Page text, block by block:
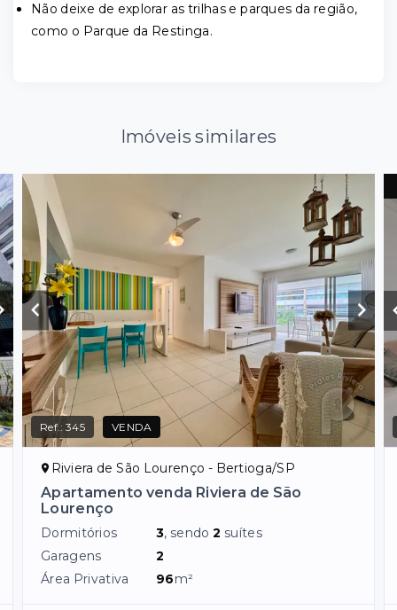
Não deixe de explorar as trilhas e parques da região,
como o Parque da Restinga.
Imóveis similares
Ref.:345 VENDA
Riviera de São Lourenço - Bertioga/SP
Apartamento venda Riviera de São
Lourenço
Dormitórios 3, sendo2 suítes
Garagens
2
Área Privativa
96m²